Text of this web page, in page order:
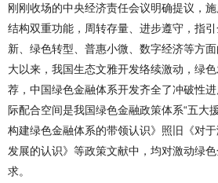
刚刚收场的中央经济责任会议明确提议，
结构双重功能，周转存量、进步遵守，指
新、绿色转型、普惠小微、数字经济等方
大以来，我国生态文雅开发络续激动，绿
荐，中国绿色金融体系开发齐全了冲破性
际配合空间是我国绿色金融政策体系“五大
构建绿色金融体系的带领认识》照旧《对
发展的认识》等政策文献中，均对激动绿
求。